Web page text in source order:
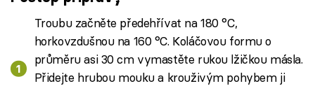
Troubu začněte předehřívat na 180 °C,
horkovzdušnou na 160 °C. Koláčovou formu o
průměru asi 30 cm vymastěte rukou lžičkou másla.
Přidejte hrubou mouku a krouživým pohybem ji